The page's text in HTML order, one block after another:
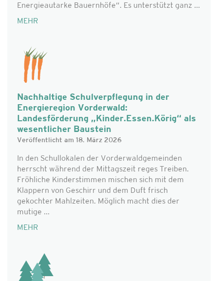
Energieautarke Bauernhöfe“. Es unterstützt ganz ...
MEHR
Nachhaltige Schulverpflegung in der
Energieregion Vorderwald:
Landesförderung „Kinder.Essen.Körig“ als
wesentlicher Baustein
Veröffentlicht am 18. März 2026
In den Schullokalen der Vorderwaldgemeinden
herrscht während der Mittagszeit reges Treiben.
Fröhliche Kinderstimmen mischen sich mit dem
Klappern von Geschirr und dem Duft frisch
gekochter Mahlzeiten. Möglich macht dies der
mutige ...
MEHR